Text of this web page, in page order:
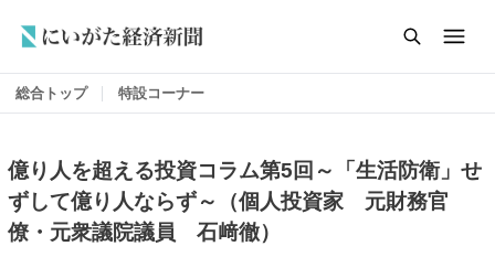
総合トップ 特設コーナー
億り人を超える投資コラム第5回～「生活防衛」せ
ずして億り人ならず～（個人投資家 元財務官
僚・元衆議院議員 石﨑徹）